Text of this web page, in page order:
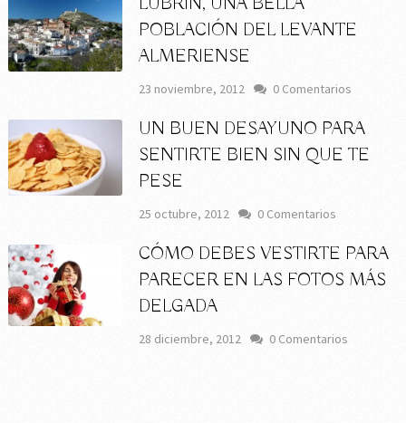
POBLACIÓN DEL LEVANTE
ALMERIENSE
23 noviembre, 2012 0 Comentarios
UN BUEN DESAYUNO PARA
SENTIRTE BIEN SIN QUE TE
PESE
25 octubre, 2012 0 Comentarios
CÓMO DEBES VESTIRTE PARA
PARECER EN LAS FOTOS MÁS
DELGADA
28 diciembre, 2012 0 Comentarios